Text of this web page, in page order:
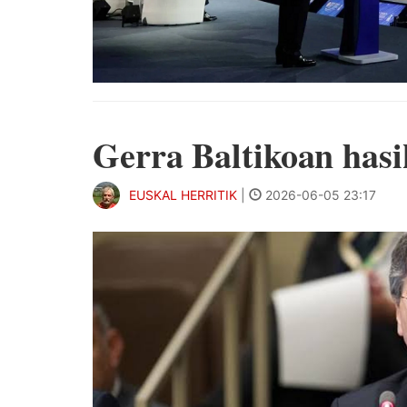
Gerra Baltikoan
EUSKAL HERRITIK 2026-06-05 23:17